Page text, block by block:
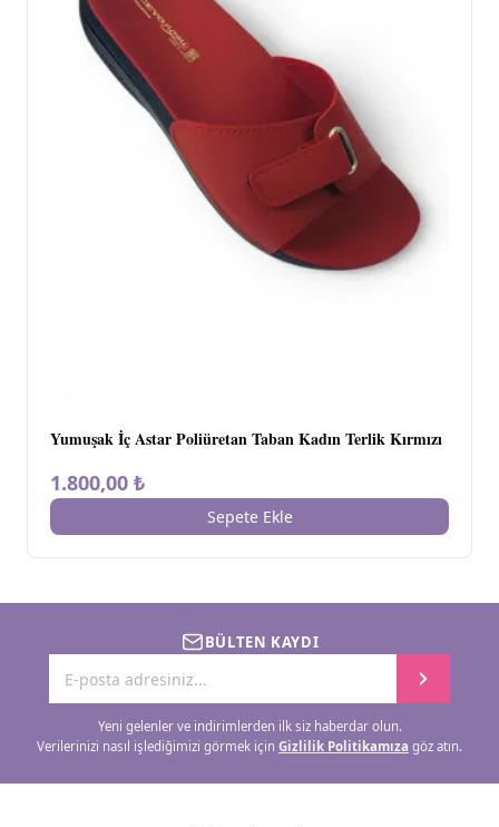
Yumuşak İç Astar Poliüretan Taban Kadın Terlik Kırmızı
1.800,00 ₺
Sepete Ekle
BÜLTEN KAYDI
Yeni gelenler ve indirimlerden ilk siz haberdar olun.
Verilerinizi nasıl işlediğimizi görmek için Gizlilik Politikamıza göz atın.